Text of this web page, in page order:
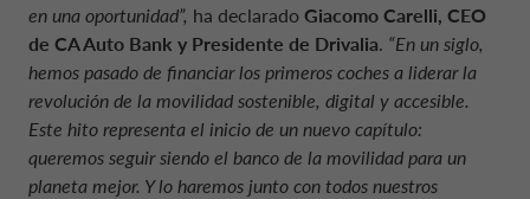
en una oportunidad”, ha declarado Giacomo Carelli, CEO
de CA Auto Bank y Presidente de Drivalia. “En un siglo,
hemos pasado de financiar los primeros coches a liderar la
revolución de la movilidad sostenible, digital y accesible.
Este hito representa el inicio de un nuevo capítulo:
queremos seguir siendo el banco de la movilidad para un
planeta mejor. Y lo haremos junto con todos nuestros